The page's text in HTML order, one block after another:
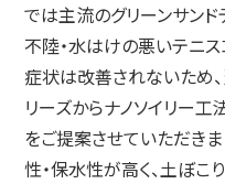
では主流のグリーンサン
不陸・水はけの悪いテニス
症状は改善されないため
リーズからナノソイリー
をご提案させていただき
性・保水性が高く、土ぼ